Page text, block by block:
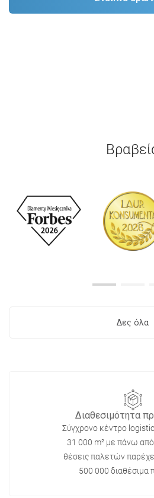
Δες όλα
Διαθεσιμότητα
Σύγχρονο κέντρο
31 000 m² με πάνω από
θέσεις παλετών
500 000 διαθέσιμα